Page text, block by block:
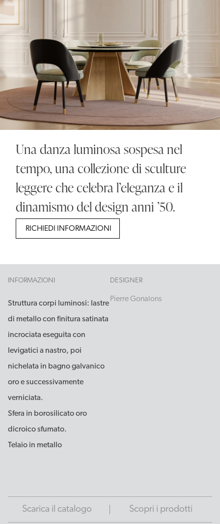
Una danza luminosa sospesa nel
tempo, una collezione di sculture
leggere che celebra l’eleganza e il
dinamismo del design anni ’50.
RICHIEDI INFORMAZIONI
INFORMAZIONI
Struttura corpi luminosi: lastre
di metallo con finitura satinata
incrociata eseguita con
levigatici a nastro, poi
nichelata in bagno galvanico
oro e successivamente
verniciata.
Sfera in borosilicato oro
dicroico sfumato.
Telaio in metallo
DESIGNER
Pierre Gonalons
Scarica il catalogo Scopri i prodotti